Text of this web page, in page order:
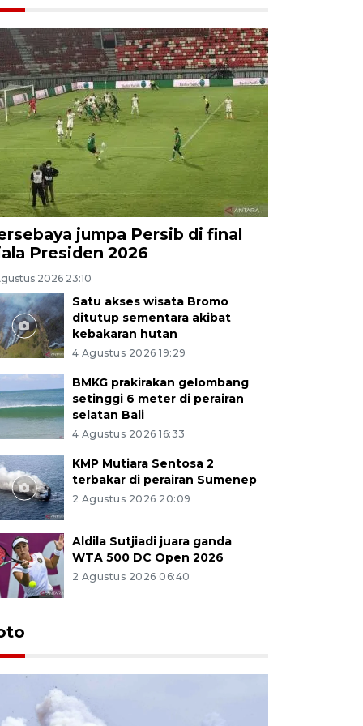
jumpa Persib di final
Presiden 2026
2026 23:10
Satu akses wisata Bromo
ditutup sementara akibat
kebakaran hutan
4 Agustus 2026 19:29
BMKG prakirakan gelombang
setinggi 6 meter di perairan
selatan Bali
4 Agustus 2026 16:33
KMP Mutiara Sentosa 2
terbakar di perairan Sumenep
2 Agustus 2026 20:09
Aldila Sutjiadi juara ganda
WTA 500 DC Open 2026
2 Agustus 2026 06:40